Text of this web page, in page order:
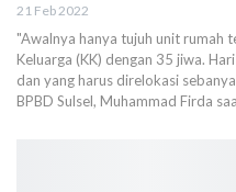
21 Feb 2022
"Awalnya hanya tujuh unit rumah
Keluarga (KK) dengan 35 jiwa.
dan yang harus direlokasi
BPBD Sulsel, Muhammad Firda